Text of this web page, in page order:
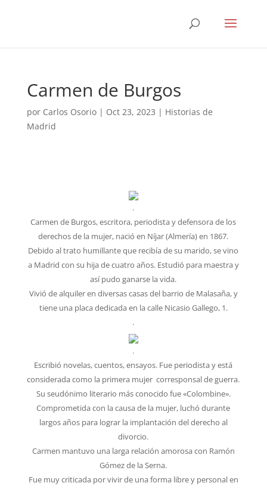
Carmen de Burgos
por Carlos Osorio| Oct 23, 2023 | Historias de
Madrid
.
Carmen de Burgos, escritora, periodista y defensora de los
derechos de la mujer, nació en Níjar (Almería) en 1867.
Debido al trato humillante que recibía de su marido, se vino
a Madrid con su hija de cuatro años. Estudió para maestra y
así pudo ganarse la vida.
Vivió de alquiler en diversas casas del barrio de Malasaña, y
tiene una placa dedicada en la calle Nicasio Gallego, 1.
.
.
Escribió novelas, cuentos, ensayos. Fue periodista y está
considerada como la primera mujer corresponsal de guerra.
Su seudónimo literario más conocido fue «Colombine».
Comprometida con la causa de la mujer, luchó durante
largos años para lograr la implantación del derecho al
divorcio.
Carmen mantuvo una larga relación amorosa con Ramón
Gómez de la Serna.
Fue muy criticada por vivir de una forma libre y personal en